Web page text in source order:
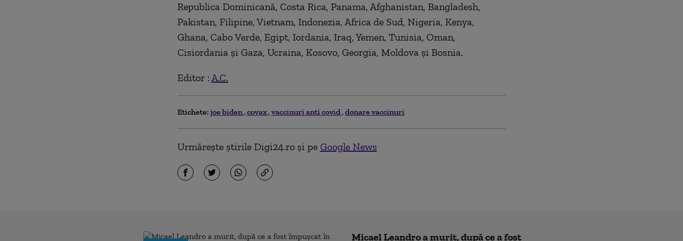
Republica Dominicană, Costa Rica, Panama, Afghanistan, Bangladesh,
Pakistan, Filipine, Vietnam, Indonezia, Africa de Sud, Nigeria, Kenya,
Ghana, Cabo Verde, Egipt, Iordania, Iraq, Yemen, Tunisia, Oman,
Cisiordania și Gaza, Ucraina, Kosovo, Georgia, Moldova și Bosnia.
Editor : A.C.
Etichete: joe biden covax vaccinuri anti covid donare vaccinuri
Urmărește știrile Digi24.ro și pe Google News
Micael Leandro a murit, după ce a fost